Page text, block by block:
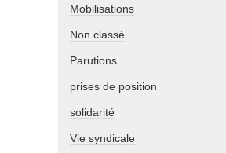
Mobilisations
Non classé
Parutions
prises de position
solidarité
Vie syndicale